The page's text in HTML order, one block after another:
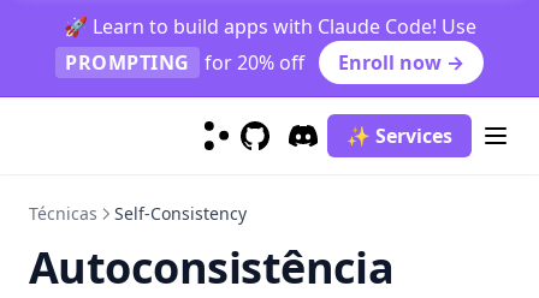
🚀 Learn to build apps with Claude Code! Use
PROMPTING
for 20% off Enroll now →
(opens in a new tab)
Discord
(opens in a new tab)
✨ Services
Técnicas Self-Consistency
Autoconsistência